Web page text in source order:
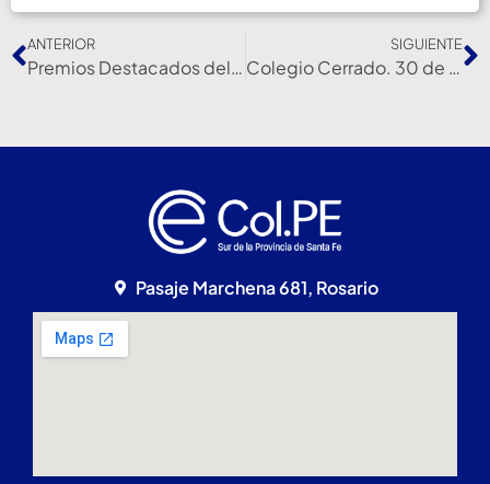
ANTERIOR
Premios Destacados del Sur 2022
SIGUIENTE
Colegio Cerrado. 30 de diciembre
Pasaje Marchena 681, Rosario